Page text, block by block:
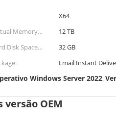
X64
Memory
12 TB
Disk Space
32 GB
Email Instant
Windows Server 2022,
OEM